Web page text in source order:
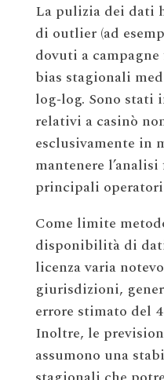
La pulizia dei dati
di outlier (ad
dovuti a
bias stagionali
log‑log. Sono
relativi a casinò
esclusivamente in
mantenere
principali
Come limite
disponibilità di
licenza varia
giurisdizioni,
errore stimato del
Inoltre, le
assumono una